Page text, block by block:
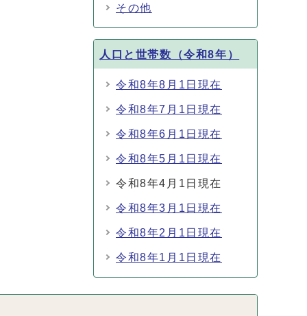
その他
人口と世帯数（令和8年）
令和8年8月1日現在
令和8年7月1日現在
令和8年6月1日現在
令和8年5月1日現在
令和8年4月1日現在
令和8年3月1日現在
令和8年2月1日現在
令和8年1月1日現在